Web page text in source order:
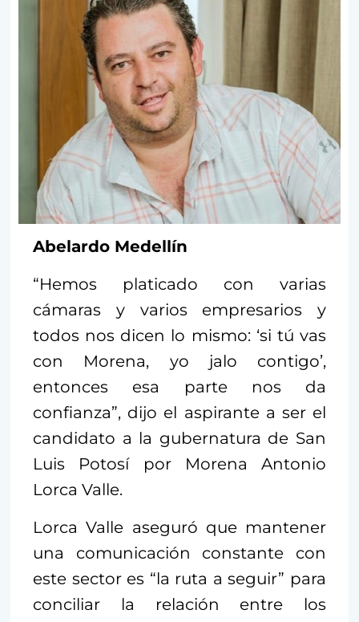
Abelardo Medellín
“Hemos platicado con varias
cámaras y varios empresarios y
todos nos dicen lo mismo: ‘si tú vas
con Morena, yo jalo contigo’,
entonces esa parte nos da
confianza”, dijo el aspirante a ser el
candidato a la gubernatura de San
Luis Potosí por Morena Antonio
Lorca Valle.
Lorca Valle aseguró que mantener
una comunicación constante con
este sector es “la ruta a seguir” para
conciliar la relación entre los